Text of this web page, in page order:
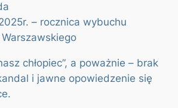
– rocznica wybuchu
chłopiec”, a poważnie – brak
i jawne opowiedzenie się